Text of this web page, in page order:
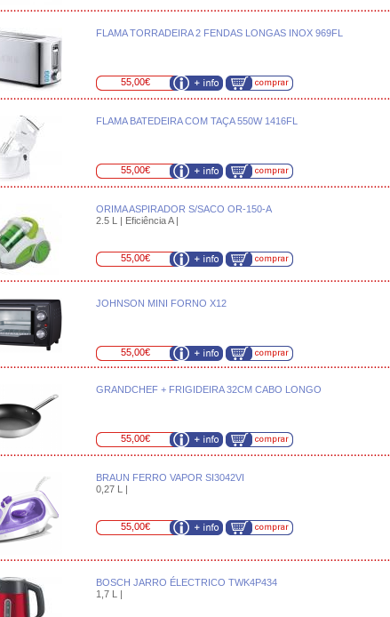
FLAMA TORRADEIRA 2 FENDAS LONGAS INOX 969FL
55,00€
FLAMA BATEDEIRA COM TAÇA 550W 1416FL
55,00€
ORIMA ASPIRADOR S/SACO OR-150-A
2.5 L | Eficiência A |
55,00€
JOHNSON MINI FORNO X12
55,00€
GRANDCHEF + FRIGIDEIRA 32CM CABO LONGO
55,00€
BRAUN FERRO VAPOR SI3042VI
0,27 L |
55,00€
BOSCH JARRO ÉLECTRICO TWK4P434
1,7 L |